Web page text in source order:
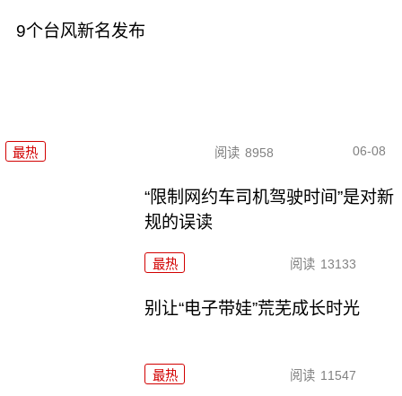
9个台风新名发布
最热 阅读 8958 06-08
“限制网约车司机驾驶时间”是对新
规的误读
最热 阅读 13133
别让“电子带娃”荒芜成长时光
最热 阅读 11547